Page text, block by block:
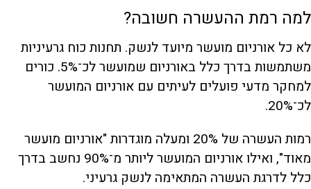
למה רמת ההעשרה חשובה?
לא כל אורניום מועשר מיועד לנשק. תחנות כוח גרעיניות
משתמשות בדרך כלל באורניום שמועשר לכ־5%. כורים
למחקר מדעי פועלים לעיתים עם אורניום המועשר
לכ־20%.
רמות העשרה של 20% ומעלה מוגדרות "אורניום מועשר
מאוד", ואילו אורניום המועשר ליותר מ־90% נחשב בדרך
כלל לדרגת העשרה המתאימה לנשק גרעיני.